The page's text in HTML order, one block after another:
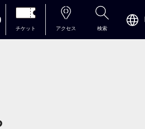
チケット アクセス 検索